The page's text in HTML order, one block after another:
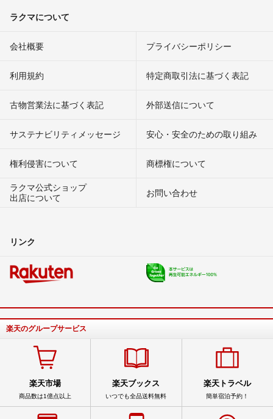
ラクマについて
会社概要 プライバシーポリシー
利用規約 特定商取引法に基づく表記
古物営業法に基づく表記 外部送信について
サステナビリティメッセージ 安心・安全のための取り組み
権利侵害について
商標権について
ラクマ公式ショップ
出店について
お問い合わせ
リンク
楽天のグループサービス
楽天市場
商品数は1億点以上
楽天ブックス
いつでも全品送料無料
楽天トラベル
簡単宿泊予約！